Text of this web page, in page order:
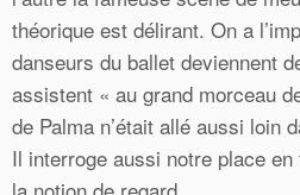
théorique est délirant. On a
danseurs du ballet deviennent
assistent « au grand morceau
de Palma n’était allé aussi loin
Il interroge aussi notre place